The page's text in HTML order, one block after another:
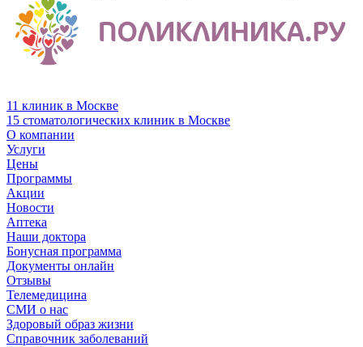
11 клиник в Москве
15 стоматологических клиник в Москве
О компании
Услуги
Цены
Программы
Акции
Новости
Аптека
Наши доктора
Бонусная программа
Документы онлайн
Отзывы
Телемедицина
СМИ о нас
Здоровый образ жизни
Справочник заболеваний